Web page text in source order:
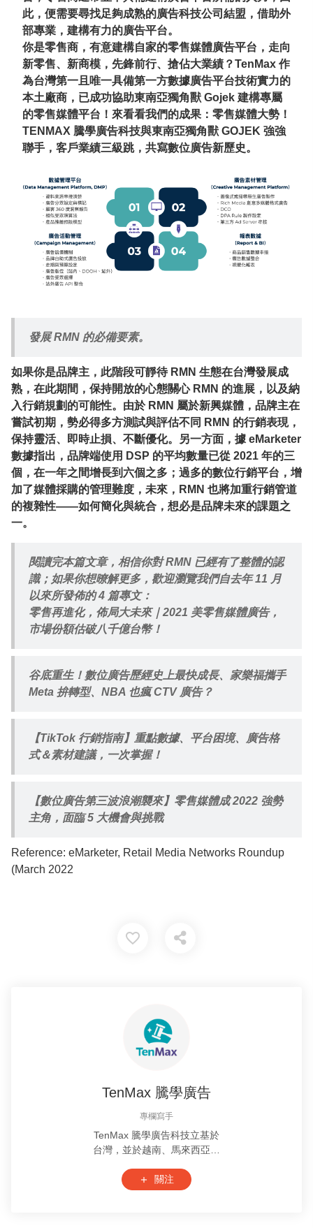
此，便需要尋找足夠成熟的廣告科技公司結盟，借助外
部專業，建構有力的廣告平台。
你是零售商，有意建構自家的零售媒體廣告平台，走向
新零售、新商模，先鋒前行、搶佔大業績？TenMax 作
為台灣第一且唯一具備第一方數據廣告平台技術實力的
本土廠商，已成功協助東南亞獨角獸 Gojek 建構專屬
的零售媒體平台！來看看我們的成果：零售媒體大勢！
TENMAX 騰學廣告科技與東南亞獨角獸 GOJEK 強強
聯手，客戶業績三級跳，共寫數位廣告新歷史。
發展 RMN 的必備要素。
如果你是品牌主，此階段可靜待 RMN 生態在台灣發展成
熟，在此期間，保持開放的心態關心 RMN 的進展，以及納
入行銷規劃的可能性。由於 RMN 屬於新興媒體，品牌主在
嘗試初期，勢必得多方測試與評估不同 RMN 的行銷表現，
保持靈活、即時止損、不斷優化。另一方面，據 eMarketer
數據指出，品牌端使用 DSP 的平均數量已從 2021 年的三
個，在一年之間增長到六個之多；過多的數位行銷平台，增
加了媒體採購的管理難度，未來，RMN 也將加重行銷管道
的複雜性——如何簡化與統合，想必是品牌未來的課題之
一。
閱讀完本篇文章，相信你對 RMN 已經有了整體的認
識；如果你想暸解更多，歡迎瀏覽我們自去年 11 月
以來所發佈的 4 篇專文：
零售再進化，佈局大未來｜2021 美零售媒體廣告，
市場份額估破八千億台幣！
谷底重生！數位廣告歷經史上最快成長、家樂福攜手
Meta 拚轉型、NBA 也瘋 CTV 廣告？
【TikTok 行銷指南】重點數據、平台困境、廣告格
式＆素材建議，一次掌握！
【數位廣告第三波浪潮襲來】零售媒體成 2022 強勢
主角，面臨 5 大機會與挑戰
Reference: eMarketer, Retail Media Networks Roundup
(March 2022
favorite_border
TenMax 騰學廣告
專欄寫手
TenMax 騰學廣告科技立基於
台灣，並於越南、馬來西亞設
技術的自主研發與行銷應用，
擁有豐富的數位廣告實戰經
add 關注